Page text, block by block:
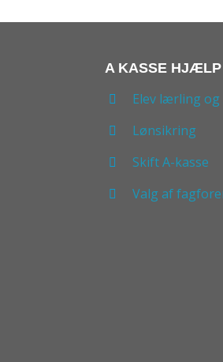
A KASSE HJÆLP
Elev lærling og
Lønsikring
Skift A-kasse
Valg af